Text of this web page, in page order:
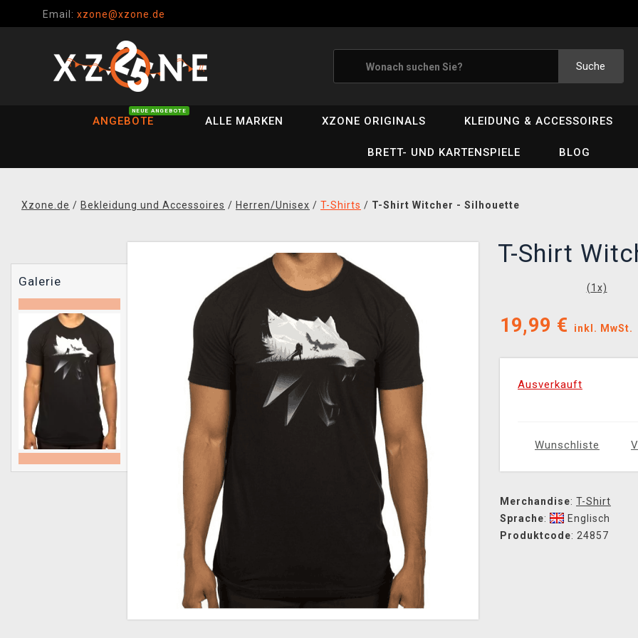
Email: xzone@xzone.de
Suche
ANGEBOTE
NEUE ANGEBOTE
ALLE MARKEN XZONE ORIGINALS KLEIDUNG & ACCESSOIRES
BRETT- UND KARTENSPIELE BLOG
Xzone.de / Bekleidung und Accessoires / Herren/Unisex / T-Shirts / T-Shirt Witcher - Silhouette
Galerie
T-Shirt
(1 x)
19,99 € inkl. MwSt.
Ausverkauft
Wunschliste
Merchandise: T-Shirt
Sprache:
Englisch
Produktcode: 24857